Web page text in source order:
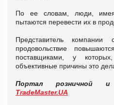
По ее словам, люди, имея
пытаются перевести их в
Представитель
продовольствие
поставщиками, у
объективные причины это
Портал розничной
TradeMaster.UA